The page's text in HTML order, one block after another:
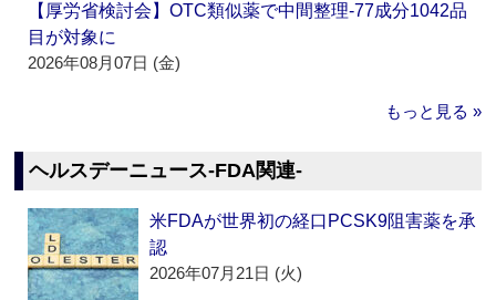
【厚労省検討会】OTC類似薬で中間整理‐77成分1042品
目が対象に
2026年08月07日 (金)
もっと見る »
ヘルスデーニュース‐FDA関連‐
米FDAが世界初の経口PCSK9阻害薬を承
認
2026年07月21日 (火)